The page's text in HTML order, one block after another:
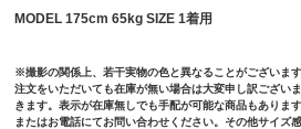
MODEL 175cm 65kg SIZE 1着用
※撮影の関係上、若干実物の色と異なることがございま
注文をいただいても在庫が無い場合は大変申し訳ござい
きます。表示が在庫無しでも手配が可能な商品もありま
またはお電話にてお問い合わせください。その他サイズ